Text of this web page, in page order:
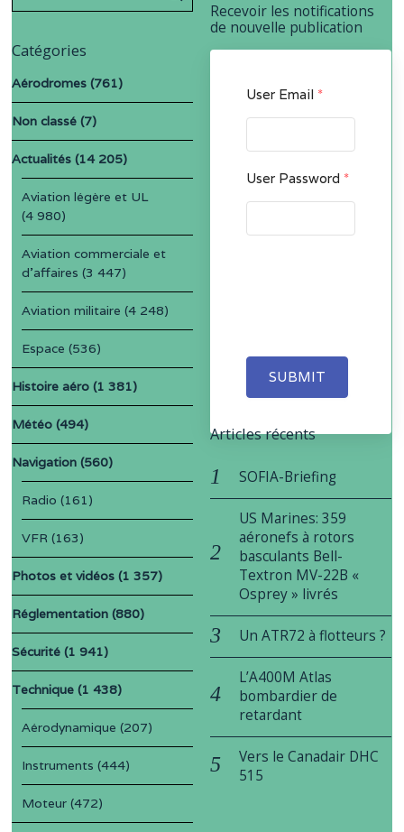
Recevoir les notifications
de nouvelle publication
User Email *
User Password *
SUBMIT
Catégories
Aérodromes (761)
Non classé (7)
Actualités (14 205)
Aviation légère et UL
(4 980)
Aviation commerciale et
d'affaires (3 447)
Aviation militaire (4 248)
Espace (536)
Histoire aéro (1 381)
Météo (494)
Navigation (560)
Radio (161)
VFR (163)
Photos et vidéos (1 357)
Réglementation (880)
Sécurité (1 941)
Technique (1 438)
Aérodynamique (207)
Instruments (444)
Moteur (472)
Articles récents
SOFIA-Briefing
US Marines: 359
aéronefs à rotors
basculants Bell-
Textron MV-22B «
Osprey » livrés
Un ATR72 à flotteurs ?
L’A400M Atlas
bombardier de
retardant
Vers le Canadair DHC
515